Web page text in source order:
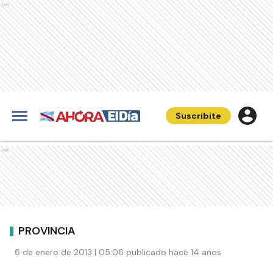
Ads
Suscribite
Ads
PROVINCIA
6 de enero de 2013 | 05:06 publicado hace 14 años